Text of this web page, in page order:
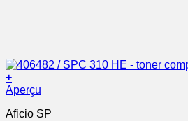
+
Aperçu
Aficio SP